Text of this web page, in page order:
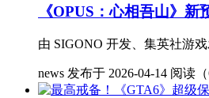
《OPUS：心相吾山》
由 SIGONO 开发、集英社游
news 发布于 2026-04-14 阅读（